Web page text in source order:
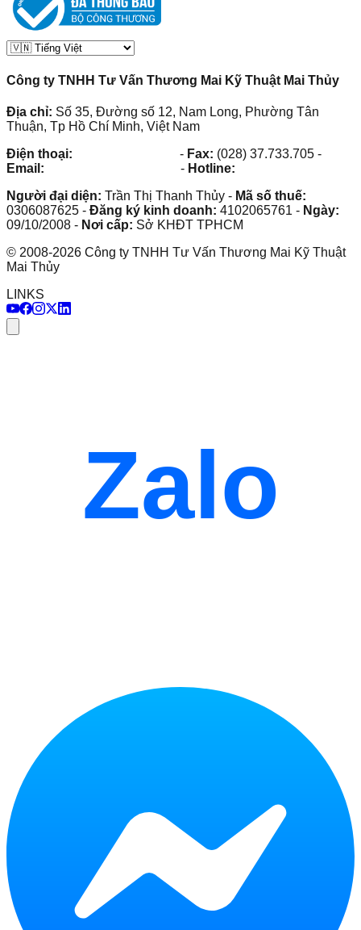
Công ty TNHH Tư Vấn Thương Mai Kỹ Thuật Mai Thủy
Địa chỉ: Số 35, Đường số 12, Nam Long, Phường Tân
Thuận, Tp Hồ Chí Minh, Việt Nam
Điện thoại:
- Fax: (028) 37.733.705 -
Email:
- Hotline:
Người đại diện: Trần Thị Thanh Thủy - Mã số thuế:
0306087625 - Đăng ký kinh doanh: 4102065761 - Ngày:
09/10/2008 - Nơi cấp: Sở KHĐT TPHCM
© 2008-2026 Công ty TNHH Tư Vấn Thương Mai Kỹ Thuật
Mai Thủy
LINKS
Zalo